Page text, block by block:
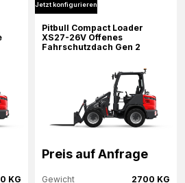
Mehr Informationen
Jetzt konfigurieren
KG
Jetzt konfigurieren
Pitbull Compact Loader
XS27-26V Offenes
Fahrschutzdach Gen 2
Preis auf Anfrage
2700 KG
Gewicht